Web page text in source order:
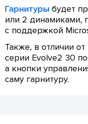
Гарнитуры будет
или 2 динамиками,
с поддержкой
Также, в отличии
серии Evolve2 30
а кнопки
саму гарнитуру.